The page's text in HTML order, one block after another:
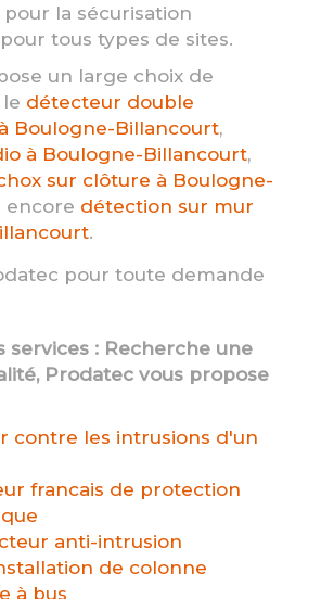
la sécurisation
tous types de sites.
un large choix de
détecteur double
Boulogne-Billancourt,
à Boulogne-Billancourt,
sur clôture à Boulogne-
encore détection sur mur
.
pour toute demande
services : Recherche une
, Prodatec vous propose
contre les intrusions d'un
francais de protection
anti-intrusion
de colonne
à bus